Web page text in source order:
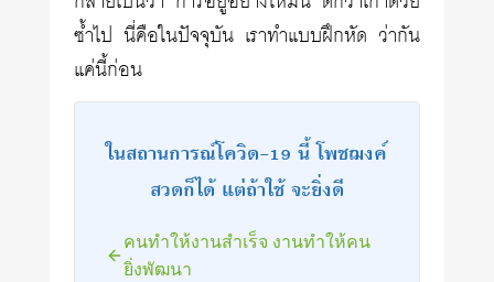
ซ้ำไป นี่คือในปัจจุบัน เราทำแบบฝึกหัด ว่ากัน
แค่นี้ก่อน
ในสถานการณ์โควิด-19 นี้ โพชฌงค์
สวดก็ได้ แต่ถ้าใช้ จะยิ่งดี
คนทำให้งานสำเร็จ งานทำให้คน
ยิ่งพัฒนา